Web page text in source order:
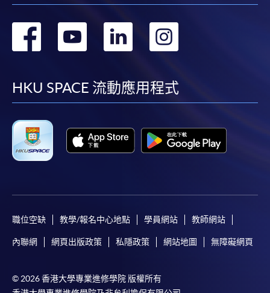
(I)
優秀人才入境計劃 (QMAS)
非本地畢業生留港/回港就業安排 (IANG)
輸入中國籍香港永久性居民第二代計劃 (ASSG)
新資本投資者入境計劃 (New CIES)
根據《非本地高等及專業教育(規管)條例》，這些課程
屬獲豁免課程，個別僱主可酌情決定是否承認這些課
程可令學員獲取的任何資格。
歧異，一切內容概以英文版本爲準。
轉
facebook
轉
youtube
轉
linkedin
HKU SPACE 流動應用程式
職位空缺 教學/報名中心地點 學員網站 教師網站
內聯網 網頁出版政策 私隱政策 網站地圖 無障礙網頁
© 2026 香港大學專業進修學院 版權所有